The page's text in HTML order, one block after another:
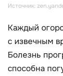
Источник:
Каждый
с извечным
Болезнь
способна